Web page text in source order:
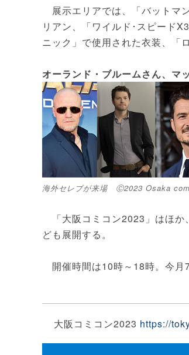
展示エリアでは、「バットマ
リアン、「ワイルド･スピード
ニック」で使用された衣装、「
オーランド・ブルームさん、マ
海外セレブが来場 Ⓒ2023 Osaka
「大阪コミコン2023」はほか
ども展開する。
開催時間は10時～18時。今月7
大阪コミコン2023 https://